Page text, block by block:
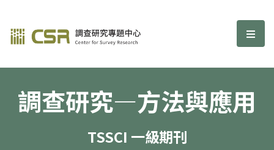
調查研究—方法與應用期刊 選
調查研究—方法與應用
TSSCI 一級期刊